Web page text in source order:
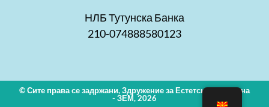
НЛБ Тутунска Банка
210-074888580123
© Сите права се задржани, Здружение за Естетска Медицина
- ЗЕМ, 2026